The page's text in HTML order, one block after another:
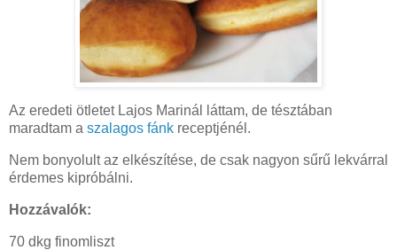
Az eredeti ötletet Lajos Marinál láttam, de tésztában
maradtam a szalagos fánk receptjénél.
Nem bonyolult az elkészítése, de csak nagyon sűrű lekvárral
érdemes kipróbálni.
Hozzávalók:
70 dkg finomliszt